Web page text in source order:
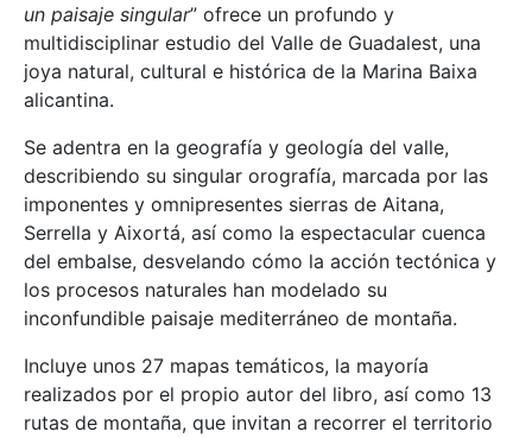
un paisaje singular” ofrece un profundo y
multidisciplinar estudio del Valle de Guadalest, una
joya natural, cultural e histórica de la Marina Baixa
alicantina.
Se adentra en la geografía y geología del valle,
describiendo su singular orografía, marcada por las
imponentes y omnipresentes sierras de Aitana,
Serrella y Aixortá, así como la espectacular cuenca
del embalse, desvelando cómo la acción tectónica y
los procesos naturales han modelado su
inconfundible paisaje mediterráneo de montaña.
Incluye unos 27 mapas temáticos, la mayoría
realizados por el propio autor del libro, así como 13
rutas de montaña, que invitan a recorrer el territorio